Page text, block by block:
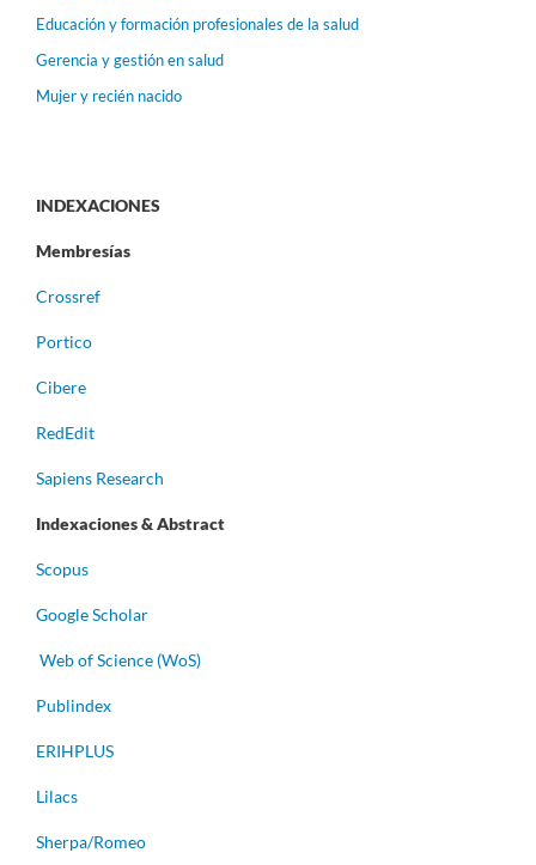
Educación y formación profesionales de la salud
Gerencia y gestión en salud
Mujer y recién nacido
INDEXACIONES
Membresías
Crossref
Portico
Cibere
RedEdit
Sapiens Research
Indexaciones & Abstract
Scopus
Google Scholar
Web of Science (WoS)
Publindex
ERIHPLUS
Lilacs
Sherpa/Romeo